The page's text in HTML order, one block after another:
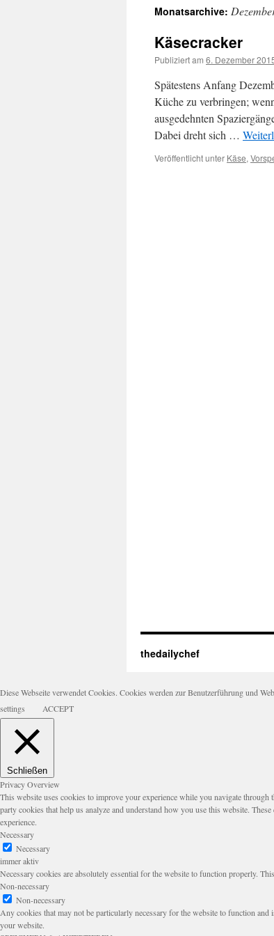
springen
Monatsarchive:
Käsecracker
Publiziert am 6. Dezember
Spätestens Anfang
Küche zu verbringen;
ausgedehnten
Dabei dreht sich …
Veröffentlicht unter Käse,
thedailychef
Diese Webseite verwendet Cookies. Cookies werden zur Benutzerführung und
settings
ACCEPT
Schließen
Privacy Overview
This website uses cookies to improve your experience while you navigate
party cookies that help us analyze and understand how you use this website.
experience.
Necessary
Necessary
immer aktiv
Necessary cookies are absolutely essential for the website to function properly.
Non-necessary
Non-necessary
Any cookies that may not be particularly necessary for the website to function
your website.